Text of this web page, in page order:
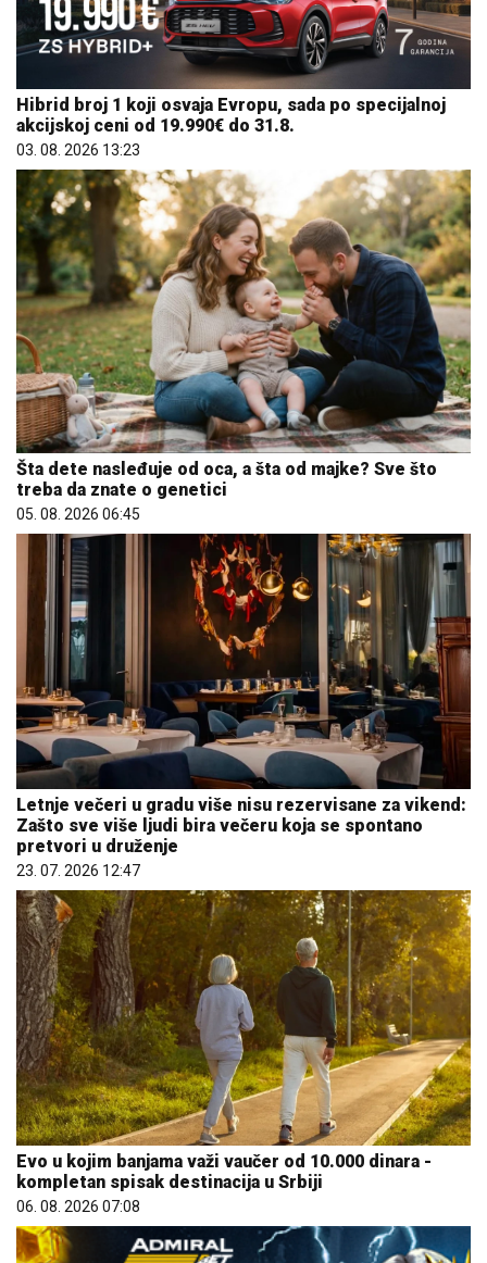
Hibrid broj 1 koji osvaja Evropu, sada po specijalnoj
akcijskoj ceni od 19.990€ do 31.8.
03. 08. 2026 13:23
Šta dete nasleđuje od oca, a šta od majke? Sve što
treba da znate o genetici
05. 08. 2026 06:45
Letnje večeri u gradu više nisu rezervisane za vikend:
Zašto sve više ljudi bira večeru koja se spontano
pretvori u druženje
23. 07. 2026 12:47
Evo u kojim banjama važi vaučer od 10.000 dinara -
kompletan spisak destinacija u Srbiji
06. 08. 2026 07:08